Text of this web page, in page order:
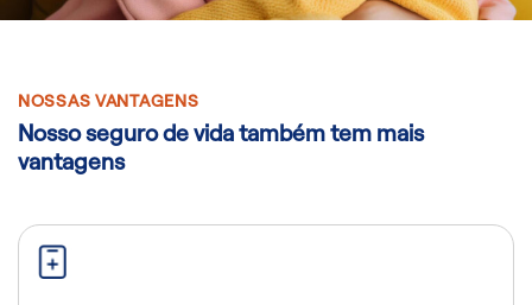
NOSSAS VANTAGENS
Nosso seguro de vida também tem mais
vantagens